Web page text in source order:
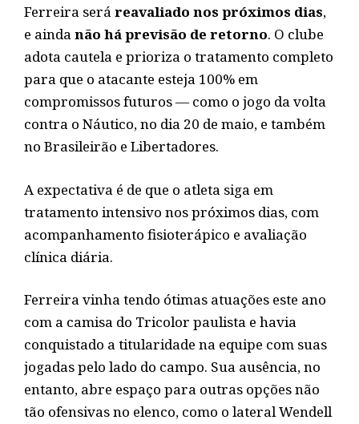
Ferreira seráreavaliado nos próximos dias,
e aindanão há previsão de retorno. O clube
adota cautela e prioriza o tratamento completo
para que o atacante esteja 100% em
compromissos futuros — como o jogo da volta
contra o Náutico, no dia 20 de maio, e também
no Brasileirão e Libertadores.
A expectativa é de que o atleta siga em
tratamento intensivo nos próximos dias, com
acompanhamento fisioterápico e avaliação
clínica diária.
Ferreira vinha tendo ótimas atuações este ano
com a camisa do Tricolor paulista e havia
conquistado a titularidade na equipe com suas
jogadas pelo lado do campo. Sua ausência, no
entanto, abre espaço para outras opções não
tão ofensivas no elenco, como o lateral Wendell